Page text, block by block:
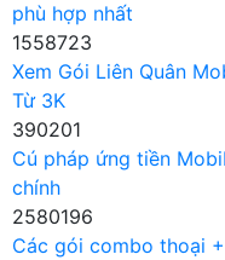
phù hợp nhất
1558723
Xem Gói Liên Quân
Từ 3K
390201
Cú pháp ứng tiền
chính
2580196
Các gói combo thoại